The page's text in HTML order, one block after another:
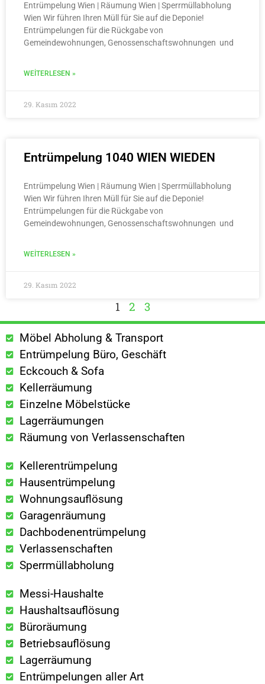
Entrümpelung Wien | Räumung Wien | Sperrmüllabholung
Wien Wir führen Ihren Müll für Sie auf die Deponie!
Entrümpelungen für die Rückgabe von
Gemeindewohnungen, Genossenschaftswohnungen und
WEITERLESEN »
29. Kasım 2022
Entrümpelung 1040 WIEN WIEDEN
Entrümpelung Wien | Räumung Wien | Sperrmüllabholung
Wien Wir führen Ihren Müll für Sie auf die Deponie!
Entrümpelungen für die Rückgabe von
Gemeindewohnungen, Genossenschaftswohnungen und
WEITERLESEN »
29. Kasım 2022
1 2 3
Möbel Abholung & Transport
Entrümpelung Büro, Geschäft
Eckcouch & Sofa
Kellerräumung
Einzelne Möbelstücke
Lagerräumungen
Räumung von Verlassenschaften
Kellerentrümpelung
Hausentrümpelung
Wohnungsauflösung
Garagenräumung
Dachbodenentrümpelung
Verlassenschaften
Sperrmüllabholung
Messi-Haushalte
Haushaltsauflösung
Büroräumung
Betriebsauflösung
Lagerräumung
Entrümpelungen aller Art